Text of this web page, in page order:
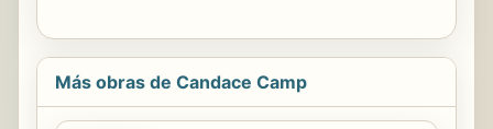
Más obras de Candace Camp